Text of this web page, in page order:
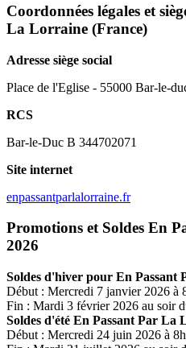
Coordonnées légales et
La Lorraine (France)
Adresse siège social
Place de l'Eglise - 55000 Bar-le-
RCS
Bar-le-Duc B 344702071
Site internet
enpassantparlalorraine.fr
Promotions et Soldes En
2026
Soldes d'hiver pour En Passant
Début : Mercredi 7 janvier 2026 à
Fin : Mardi 3 février 2026 au soir
Soldes d'été En Passant Par La
Début : Mercredi 24 juin 2026 à